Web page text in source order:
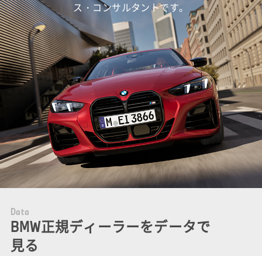
ス・コンサルタントです。
Data
BMW正規ディーラーをデータで
見る